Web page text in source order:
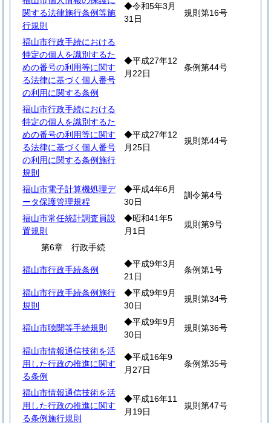
関する法律施行条例等施
行規則
◆令和5年3月
31日
規則第16号
福山市行政手続における
特定の個人を識別するた
めの番号の利用等に関す
る法律に基づく個人番号
の利用に関する条例
◆平成27年12
月22日
条例第44号
福山市行政手続における
特定の個人を識別するた
めの番号の利用等に関す
る法律に基づく個人番号
の利用に関する条例施行
規則
◆平成27年12
月25日
規則第44号
福山市電子計算機処理デ
ータ保護管理規程
◆平成4年6月
30日
訓令第4号
福山市常任統計調査員設
置規則
◆昭和41年5
月1日
規則第9号
第6章 行政手続
福山市行政手続条例
◆平成9年3月
21日
条例第1号
福山市行政手続条例施行
規則
◆平成9年9月
30日
規則第34号
福山市聴聞等手続規則
◆平成9年9月
30日
規則第36号
福山市情報通信技術を活
用した行政の推進に関す
る条例
◆平成16年9
月27日
条例第35号
福山市情報通信技術を活
用した行政の推進に関す
る条例施行規則
◆平成16年11
月19日
規則第47号